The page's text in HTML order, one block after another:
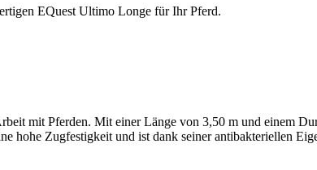
EQuest Ultimo Longe für Ihr Pferd.
mit Pferden. Mit einer Länge von 3,50 m und einem
hohe Zugfestigkeit und ist dank seiner antibakteriellen